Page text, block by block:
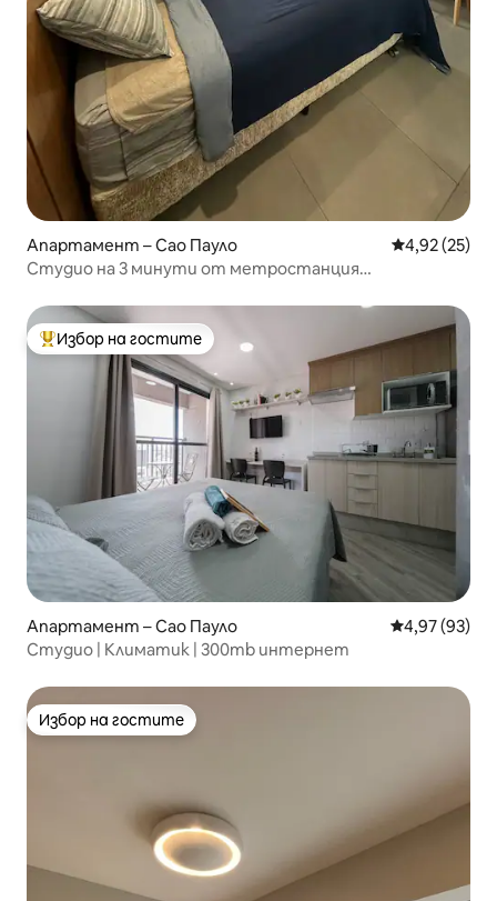
Апартамент – Сао Пауло Средна
4,92 (25)
Студио на 3 минути от метростанция
Най-популярен избор на гостите
Избор на гостите
Апартамент – Сао Пауло Средна
4,97 (93)
Студио | Климатик | 300mb интернет
Избор на гостите
Избор на гостите